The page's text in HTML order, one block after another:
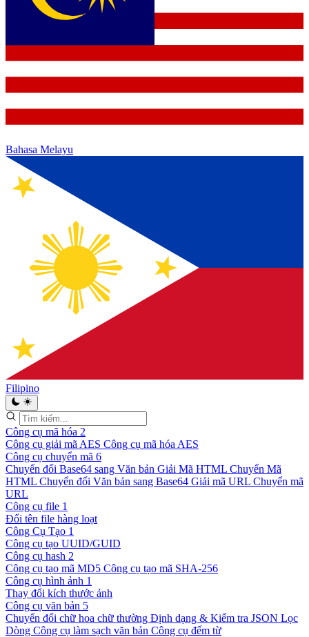
Bahasa Melayu
Filipino
Công cụ mã hóa 2
Công cụ giải mã AES Công cụ mã hóa AES
Công cụ chuyển mã 6
Chuyển đổi Base64 sang Văn bản Giải Mã HTML Chuyển Mã
HTML Chuyển đổi Văn bản sang Base64 Giải mã URL Chuyển mã
URL
Công cụ file 1
Đổi tên file hàng loạt
Công Cụ Tạo 1
Công cụ tạo UUID/GUID
Công cụ hash 2
Công cụ tạo mã MD5 Công cụ tạo mã SHA-256
Công cụ hình ảnh 1
Thay đổi kích thước ảnh
Công cụ văn bản 5
Chuyển đổi chữ hoa chữ thường Định dạng & Kiểm tra JSON Lọc
Dòng Công cụ làm sạch văn bản Công cụ đếm từ